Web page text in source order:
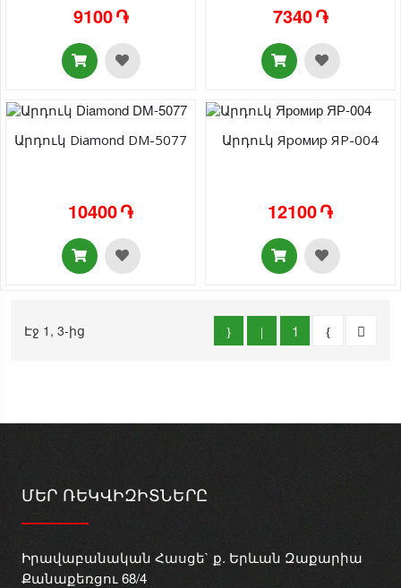
9100 ֏ 7340 ֏
Արդուկ Diamond DM-5077
10400 ֏
Արդուկ Яромир ЯР-004
12100 ֏
Էջ 1, 3-ից 1
ՄԵՐ ՌԵԿՎԻԶԻՏՆԵՐԸ
Իրավաբանական Հասցե` ք. Երևան Զաքարիա
Քանաքեռցու 68/4